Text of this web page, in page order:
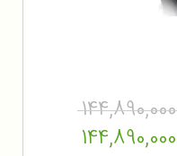
144,890,000
144,890,000